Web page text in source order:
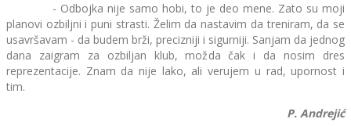
- Odbojka nije samo hobi, to je deo mene. Zato su moji
planovi ozbiljni i puni strasti. Želim da nastavim da treniram, da se
usavršavam - da budem brži, precizniji i sigurniji. Sanjam da jednog
dana zaigram za ozbiljan klub, možda čak i da nosim dres
reprezentacije. Znam da nije lako, ali verujem u rad, upornost i
tim.
P. Andrejić